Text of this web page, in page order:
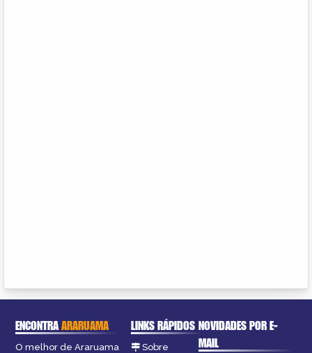
ENCONTRAARARUAMA
O melhor de Araruama
LINKS RÁPIDOS
Sobre
NOVIDADES POR E-
MAIL